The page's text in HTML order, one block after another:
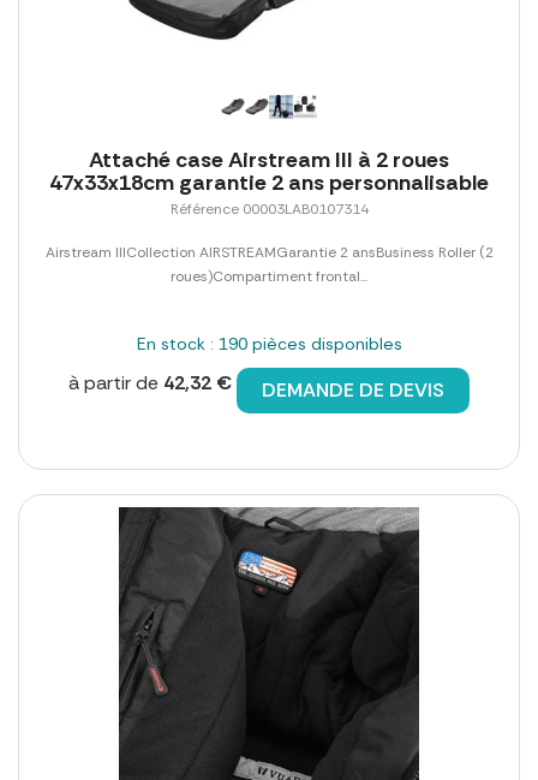
Attaché case Airstream III à 2 roues
47x33x18cm garantie 2 ans personnalisable
Référence 00003LAB0107314
Airstream IIICollection AIRSTREAMGarantie 2 ansBusiness Roller (2
roues)Compartiment frontal...
En stock : 190 pièces disponibles
à partir de 42,32 € DEMANDE DE DEVIS